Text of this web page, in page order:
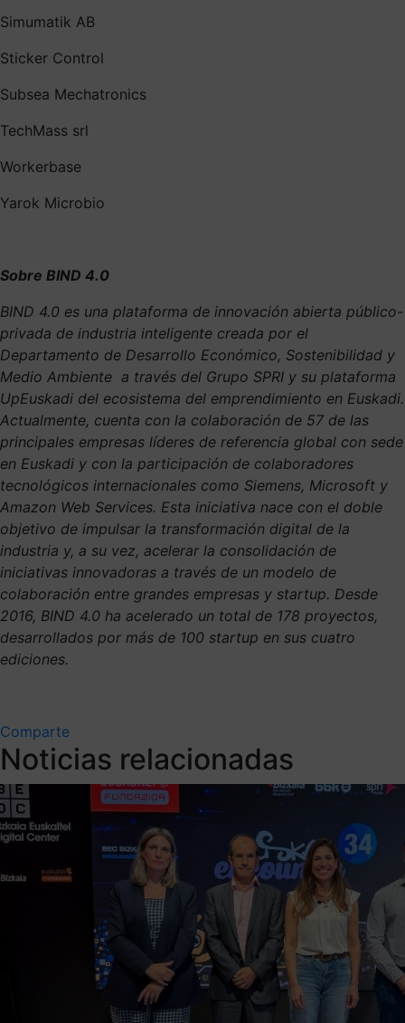
Simumatik AB
Sticker Control
Subsea Mechatronics
TechMass srl
Workerbase
Yarok Microbio
Sobre BIND 4.0
BIND 4.0 es una plataforma de innovación abierta público-
privada de industria inteligente creada por el
Departamento de Desarrollo Económico, Sostenibilidad y
Medio Ambiente a través del Grupo SPRI y su plataforma
UpEuskadi del ecosistema del emprendimiento en Euskadi.
Actualmente, cuenta con la colaboración de 57 de las
principales empresas líderes de referencia global con sede
en Euskadi y con la participación de colaboradores
tecnológicos internacionales como Siemens, Microsoft y
Amazon Web Services. Esta iniciativa nace con el doble
objetivo de impulsar la transformación digital de la
industria y, a su vez, acelerar la consolidación de
iniciativas innovadoras a través de un modelo de
colaboración entre grandes empresas y startup. Desde
2016, BIND 4.0 ha acelerado un total de 178 proyectos,
desarrollados por más de 100 startup en sus cuatro
ediciones.
Comparte
Noticias relacionadas